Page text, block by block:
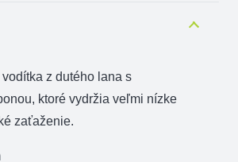
z dutého lana s
ktoré vydržia veľmi nízke
zaťaženie.